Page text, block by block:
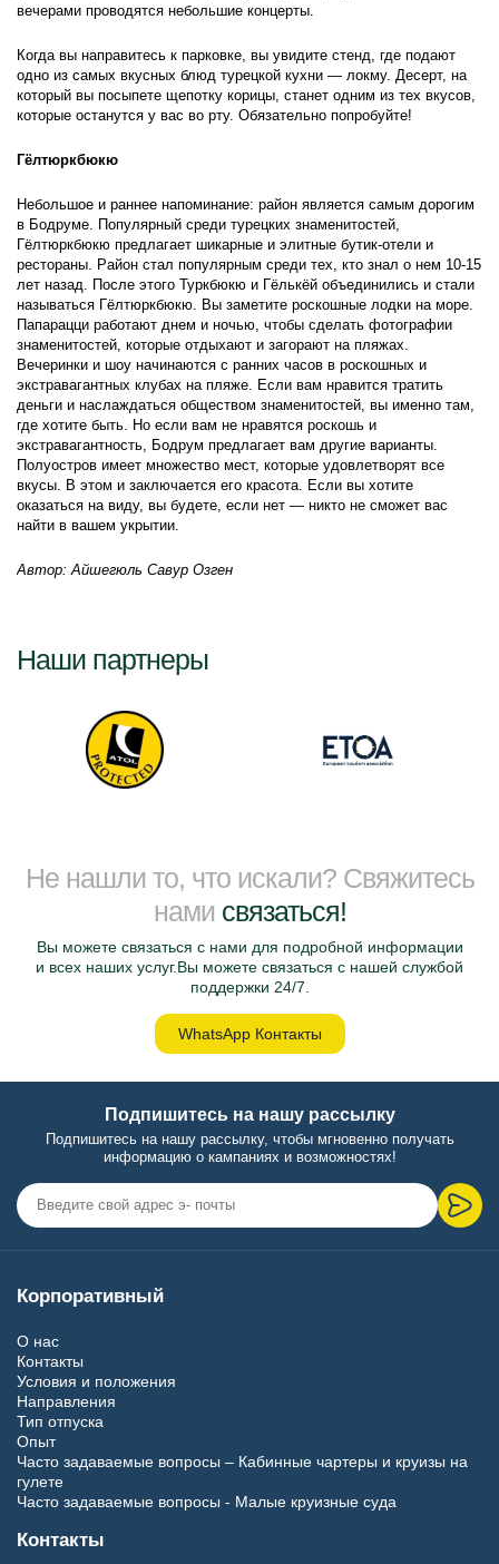
вечерами проводятся небольшие концерты.
Когда вы направитесь к парковке, вы увидите стенд, где подают
одно из самых вкусных блюд турецкой кухни — локму. Десерт, на
который вы посыпете щепотку корицы, станет одним из тех вкусов,
которые останутся у вас во рту. Обязательно попробуйте!
Гёлтюркбюкю
Небольшое и раннее напоминание: район является самым дорогим
в Бодруме. Популярный среди турецких знаменитостей,
Гёлтюркбюкю предлагает шикарные и элитные бутик-отели и
рестораны. Район стал популярным среди тех, кто знал о нем 10-15
лет назад. После этого Туркбюкю и Гёлькёй объединились и стали
называться Гёлтюркбюкю. Вы заметите роскошные лодки на море.
Папарацци работают днем и ночью, чтобы сделать фотографии
знаменитостей, которые отдыхают и загорают на пляжах.
Вечеринки и шоу начинаются с ранних часов в роскошных и
экстравагантных клубах на пляже. Если вам нравится тратить
деньги и наслаждаться обществом знаменитостей, вы именно там,
где хотите быть. Но если вам не нравятся роскошь и
экстравагантность, Бодрум предлагает вам другие варианты.
Полуостров имеет множество мест, которые удовлетворят все
вкусы. В этом и заключается его красота. Если вы хотите
оказаться на виду, вы будете, если нет — никто не сможет вас
найти в вашем укрытии.
Автор: Айшегюль Савур Озген
Наши партнеры
Не нашли то, что искали? Свяжитесь
нами связаться!
Вы можете связаться с нами для подробной информации
и всех наших услуг.Вы можете связаться с нашей службой
поддержки 24/7.
WhatsApp Контакты
Подпишитесь на нашу рассылку
Подпишитесь на нашу рассылку, чтобы мгновенно получать
информацию о кампаниях и возможностях!
Корпоративный
О нас
Контакты
Условия и положения
Направления
Тип отпуска
Опыт
Часто задаваемые вопросы – Кабинные чартеры и круизы на
гулете
Часто задаваемые вопросы - Малые круизные суда
Контакты